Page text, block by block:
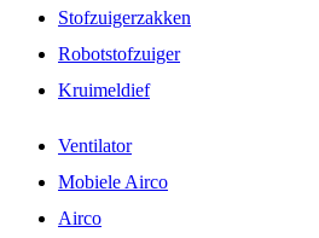
Stofzuigerzakken
Robotstofzuiger
Kruimeldief
Ventilator
Mobiele Airco
Airco